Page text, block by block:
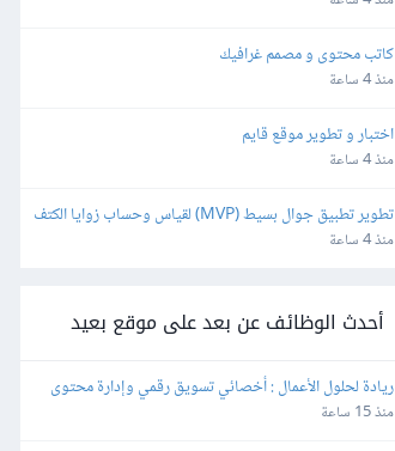
كاتب محتوى و مصمم غرافيك
منذ 4 ساعة
اختبار و تطوير موقع قايم
منذ 4 ساعة
تطوير تطبيق جوال بسيط (MVP) لقياس وحساب زوايا الكتف
منذ 4 ساعة
أحدث الوظائف عن بعد على موقع بعيد
ريادة لحلول الأعمال : أخصائي تسويق رقمي وإدارة محتوى
منذ 15 ساعة